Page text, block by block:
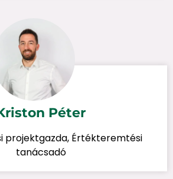
Péter
projektgazda, Értékteremtési
tanácsadó